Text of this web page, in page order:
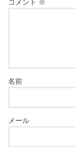
コメント ※
名前
メール